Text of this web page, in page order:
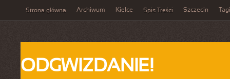
Strona główna Archiwum Kielce Spis Treści Szczecin Tagi
ODGWIZDANIE!